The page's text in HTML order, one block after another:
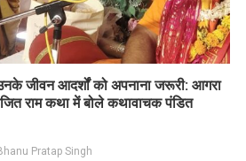
जीवन आदर्शों को अपनाना जरूरी: आगरा
राम कथा में बोले कथावाचक पंडित
Pratap Singh